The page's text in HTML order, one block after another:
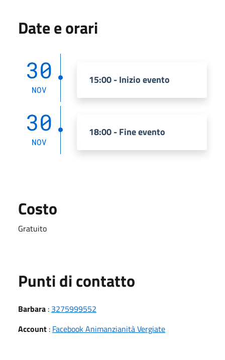
Date e orari
30
NOV
15:00 - Inizio evento
30
NOV
18:00 - Fine evento
Costo
Gratuito
Punti di contatto
Barbara : 3275999552
Account : Facebook Animanzianità Vergiate